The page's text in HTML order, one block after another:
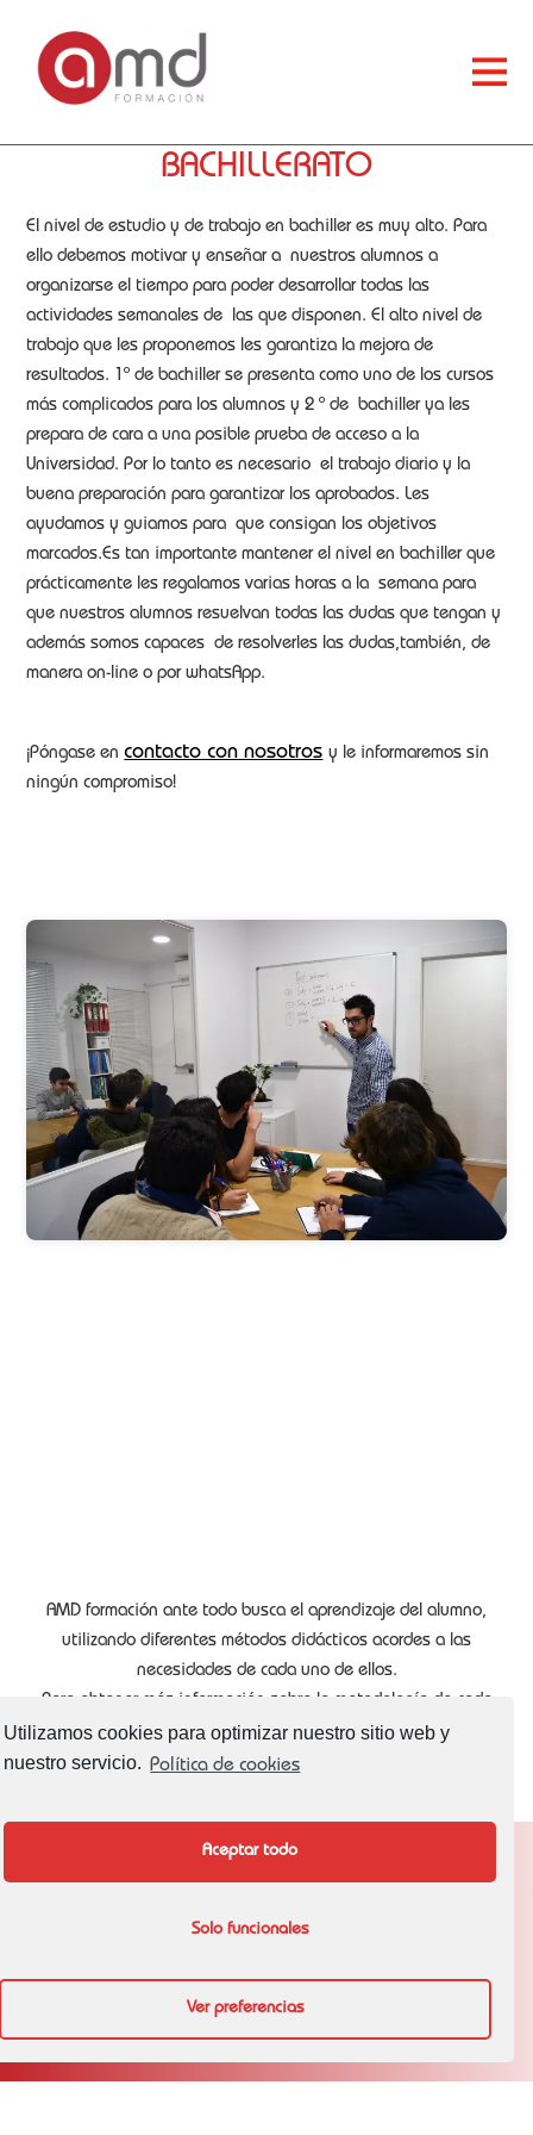
Utilizamos cookies para optimizar nuestro sitio web y
nuestro servicio. Política de cookies
Aceptar todo
Solo funcionales
Ver preferencias
BACHILLERATO
El nivel de estudio y de trabajo en bachiller es muy alto. Para
ello debemos motivar y enseñar a nuestros alumnos a
organizarse el tiempo para poder desarrollar todas las
actividades semanales de las que disponen. El alto nivel de
trabajo que les proponemos les garantiza la mejora de
resultados. 1º de bachiller se presenta como uno de los cursos
más complicados para los alumnos y 2 º de bachiller ya les
prepara de cara a una posible prueba de acceso a la
Universidad. Por lo tanto es necesario el trabajo diario y la
buena preparación para garantizar los aprobados. Les
ayudamos y guiamos para que consigan los objetivos
marcados.Es tan importante mantener el nivel en bachiller que
prácticamente les regalamos varias horas a la semana para
que nuestros alumnos resuelvan todas las dudas que tengan y
además somos capaces de resolverles las dudas,también, de
manera on-line o por whatsApp.
¡Póngase encontacto con nosotros y le informaremos sin
ningún compromiso!
AMD formación ante todo busca el aprendizaje del alumno,
utilizando diferentes métodos didácticos acordes a las
necesidades de cada uno de ellos.
Para obtener más información sobre la metodología de cada
asignatura, puede ponerse en contacto con nosotros y se lo
explicaremos gustosamente sin ningún compromiso.
AVISOS LEGALES
Política de Privacidad
Política de cookies (UE)